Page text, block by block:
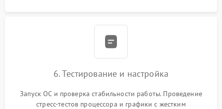
6. Тестирование и настройка
Запуск ОС и проверка стабильности работы. Проведение
стресс-тестов процессора и графики с жестким